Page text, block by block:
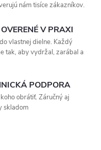
nám tisíce zákazníkov.
V PRAXI
vlastnej dielne. Každý
tak, aby vydržal, zarábal a
PODPORA
obrátiť. Záručný aj
skladom